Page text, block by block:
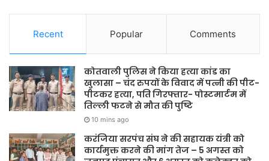
Recent Popular Comments
कोतवाली पुलिस ने किया हत्या कांड का
खुलासा – चंद रुपयों के विवाद में पत्नी की पीट-
पीटकर हत्या, पति गिरफ्तार- पोस्टमार्टम में
तिल्ली फटने से मौत की पुष्टि
10 mins ago
करंजिया सरपंच संघ ने की सहायक यंत्री को
कार्यमुक्त करने की मांग तेज – 5 अगस्त को